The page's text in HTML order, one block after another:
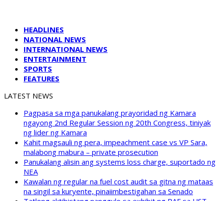
HEADLINES
NATIONAL NEWS
INTERNATIONAL NEWS
ENTERTAINMENT
SPORTS
FEATURES
LATEST NEWS
Pagpasa sa mga panukalang prayoridad ng Kamara
ngayong 2nd Regular Session ng 20th Congress, tiniyak
ng lider ng Kamara
Kahit magsauli ng pera, impeachment case vs VP Sara,
malabong mabura – private prosecution
Panukalang alisin ang systems loss charge, suportado ng
NEA
Kawalan ng regular na fuel cost audit sa gitna ng mataas
na singil sa kuryente, pinaiimbestigahan sa Senado